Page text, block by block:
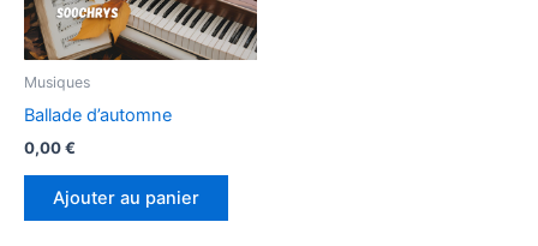
Musiques
Ballade d’automne
0,00€
Ajouter au panier